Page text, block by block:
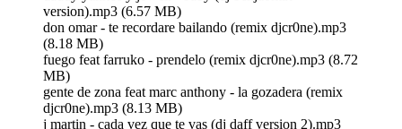
version).mp3 (6.57 MB)
don omar - te recordare bailando (remix djcr0ne).mp3
(8.18 MB)
fuego feat farruko - prendelo (remix djcr0ne).mp3 (8.72
MB)
gente de zona feat marc anthony - la gozadera (remix
djcr0ne).mp3 (8.13 MB)
j martin - cada vez que te vas (dj daff version 2).mp3